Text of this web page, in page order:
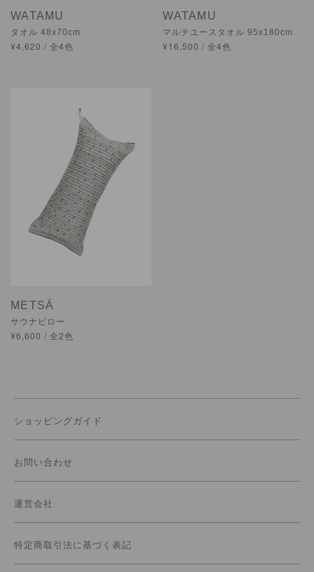
WATAMU
タオル 48x70cm
¥4,620 / 全4色
WATAMU
マルチユースタオル 95x180cm
¥16,500 / 全4色
METSÄ
サウナピロー
¥6,600 / 全2色
ショッピングガイド
お問い合わせ
運営会社
特定商取引法に基づく表記